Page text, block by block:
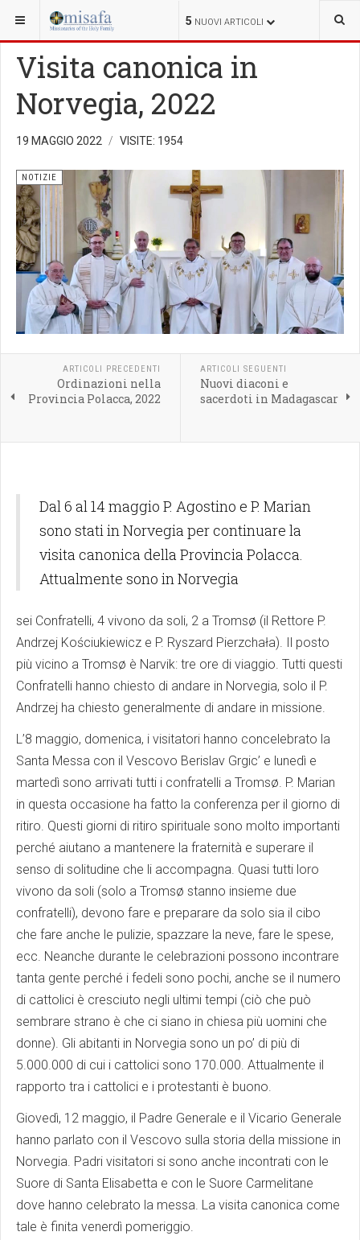
5 NUOVI ARTICOLI
SEI QUI:
Visita canonica in
Norvegia, 2022
19 MAGGIO 2022 VISITE: 1954
NOTIZIE
ARTICOLI PRECEDENTI
Ordinazioni nella
Provincia Polacca, 2022
ARTICOLI SEGUENTI
Nuovi diaconi e
sacerdoti in Madagascar
Dal 6 al 14 maggio P. Agostino e P. Marian
sono stati in Norvegia per continuare la
visita canonica della Provincia Polacca.
Attualmente sono in Norvegia
sei Confratelli, 4 vivono da soli, 2 a Tromsø (il Rettore P.
Andrzej Kościukiewicz e P. Ryszard Pierzchała). Il posto
più vicino a Tromsø è Narvik: tre ore di viaggio. Tutti questi
Confratelli hanno chiesto di andare in Norvegia, solo il P.
Andrzej ha chiesto generalmente di andare in missione.
L’8 maggio, domenica, i visitatori hanno concelebrato la
Santa Messa con il Vescovo Berislav Grgic’ e lunedì e
martedì sono arrivati tutti i confratelli a Tromsø. P. Marian
in questa occasione ha fatto la conferenza per il giorno di
ritiro. Questi giorni di ritiro spirituale sono molto importanti
perché aiutano a mantenere la fraternità e superare il
senso di solitudine che li accompagna. Quasi tutti loro
vivono da soli (solo a Tromsø stanno insieme due
confratelli), devono fare e preparare da solo sia il cibo
che fare anche le pulizie, spazzare la neve, fare le spese,
ecc. Neanche durante le celebrazioni possono incontrare
tanta gente perché i fedeli sono pochi, anche se il numero
di cattolici è cresciuto negli ultimi tempi (ciò che può
sembrare strano è che ci siano in chiesa più uomini che
donne). Gli abitanti in Norvegia sono un po’ di più di
5.000.000 di cui i cattolici sono 170.000. Attualmente il
rapporto tra i cattolici e i protestanti è buono.
Giovedì, 12 maggio, il Padre Generale e il Vicario Generale
hanno parlato con il Vescovo sulla storia della missione in
Norvegia. Padri visitatori si sono anche incontrati con le
Suore di Santa Elisabetta e con le Suore Carmelitane
dove hanno celebrato la messa. La visita canonica come
tale è finita venerdì pomeriggio.